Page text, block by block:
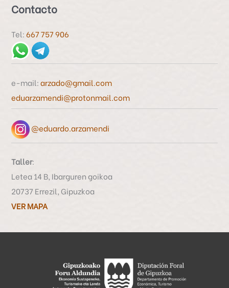
c
r
p
r
:
Contacto
Tel:667 757 906
e-mail:arzado@gmail.com
eduarzamendi@protonmail.com
@eduardo.arzamendi
Taller:
Letea 14 B, Ibarguren goikoa
20737 Errezil, Gipuzkoa
VER MAPA